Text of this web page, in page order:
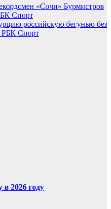
«Сочи» Бурмистров
Спорт
российскую бегунью без
РБК Спорт
в 2026 году